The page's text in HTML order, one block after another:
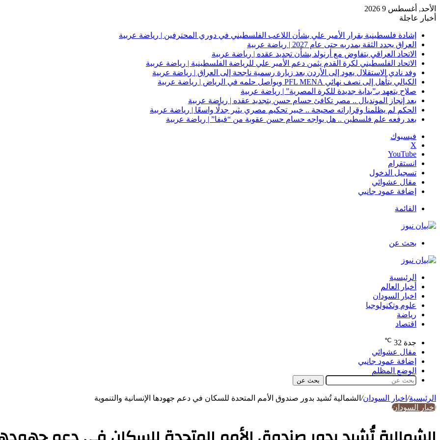
الأحد, أغسطس 9 2026
أخبار عاجلة
إشادة فلسطينية بقرار الأمير علي بشأن اللاعب الفلسطيني في دوري المحترفين | رياضة عربية
العراق يجدد الثقة بمدربه حتى عام 2027 | رياضة عربية
الاتحاد العراقي يتفاوض مع أرنولد بشأن تجديد عقده | رياضة عربية
الاتحاد الفلسطيني لكرة القدم يثمن دعم الأمير علي للرياضة الفلسطينية | رياضة عربية
وفد نادي الاستقلال يعود إلى الأردن بعد زيارة رسمية ناجحة إلى العراق | رياضة عربية
الكيالي يتأهل إلى نصف نهائي PFL MENA ويواصل حلمه في الرياض | رياضة عربية
صلاح يتعهد بـ”بداية جديدة للكرة المصرية” | رياضة عربية
بعد إنجاز المونديال .. مصر تكافئ حسام حسن بتجديد عقده | رياضة عربية
الحكم لم يظلمنا وقراراته صحيحة .. خبير تحكيم مصري يثير جدلًا واسعًا | رياضة عربية
بعد رفعه علم فلسطين .. هل يواجه حسام حسن عقوبة من “فيفا” | رياضة عربية
فيسبوك
‫X
‫YouTube
انستقرام
تسجيل الدخول
مقال عشوائي
إضافة عمود جانبي
القائمة
بحث عن
الرئيسية
أخبار العالم
اخبار السودان
علوم وتكنولوجيا
رياضة
اقتصاد
جدة 32
℃
مقال عشوائي
إضافة عمود جانبي
الوضع المظلم
بحث عن
الرئيسية/ اخبار السودان/ الشمالية تُشيد بدور صندوق الأمم المتحدة للسكان في دعم جهودها الإنسانية والتنموية
اخبار السودان